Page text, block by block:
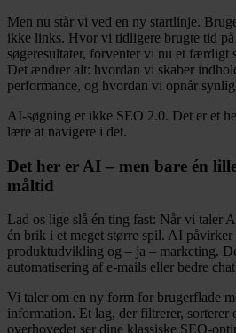
Men nu står vi ved en ny startlinje.
ikke links. Hvor vi tidligere brugte tid
søgeresultater, forventer vi nu et færdigt
Det ændrer alt: hvordan vi skaber
performance, og hvordan vi opnår
AI-søgning er ikke SEO 2.0. Det er et
lære at navigere i det.
Det her er AI – men bare én
måltid
Lad os lige slå én ting fast: Når vi taler
én brik i et meget større spil. AI
produktudvikling og – ja – marketing.
automatisering af e-mails eller bedre
Vi taler om en ny form for brugerflade
information. Et lag, der filtrerer, sorterer
overhovedet ser dine klassiske SEO-